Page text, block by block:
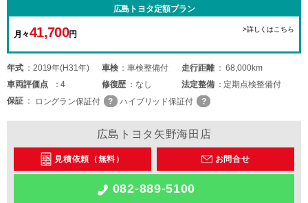
広島トヨタ定額プラン
月々41,700円
>詳しくはこちら
年式 2019年(H31年) 車検 車検整備付 走行距離
68,000km
車両評価点 4 修復歴 なし 法定整備
定期点検整備付
保証
ロングラン保証付 ハイブリッド保証付
広島トヨタ矢野海田店
見積依頼（無料） お問合せ
082-889-5100